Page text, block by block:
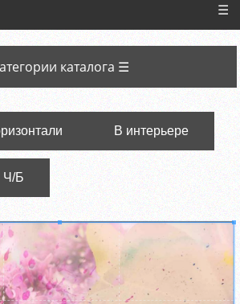
☰
каталога ☰
В интерьере
Ч/Б